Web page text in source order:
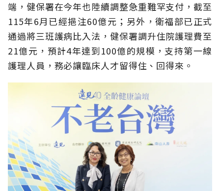
端，健保署在今年也陸續調整急重難罕支付，截至
115年6月已經挹注60億元；另外，衛福部已正式
通過將三班護病比入法，健保署調升住院護理費至
21億元，預計4年達到100億的規模，支持第一線
護理人員，務必讓臨床人才留得住、回得來。